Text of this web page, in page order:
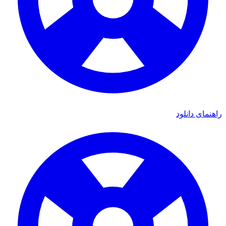
دانلود